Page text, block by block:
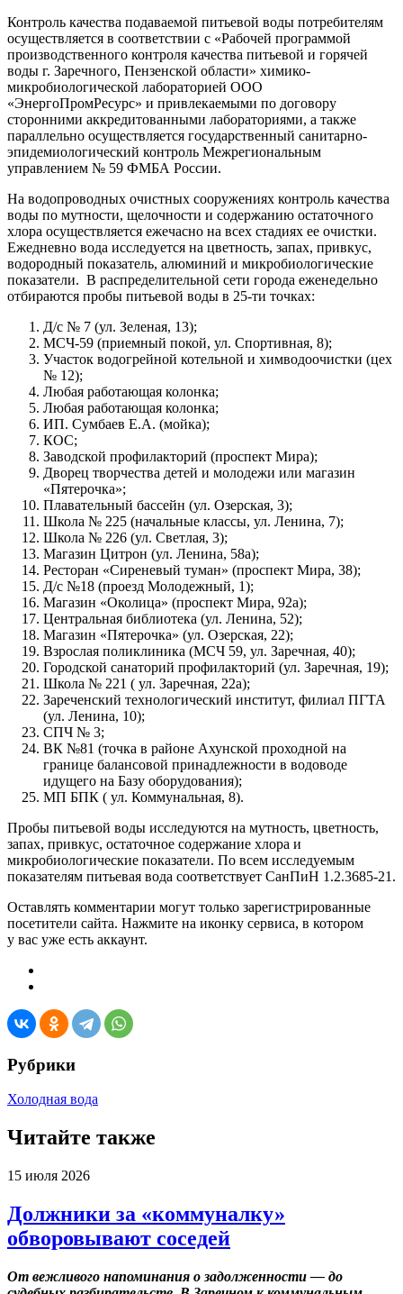
Контроль качества подаваемой питьевой воды потребителям
осуществляется в соответствии с «Рабочей программой
производственного контроля качества питьевой и горячей
воды г. Заречного, Пензенской области» химико-
микробиологической лабораторией ООО
«ЭнергоПромРесурс» и привлекаемыми по договору
сторонними аккредитованными лабораториями, а также
параллельно осуществляется государственный санитарно-
эпидемиологический контроль Межрегиональным
управлением № 59 ФМБА России.
На водопроводных очистных сооружениях контроль качества
воды по мутности, щелочности и содержанию остаточного
хлора осуществляется ежечасно на всех стадиях ее очистки.
Ежедневно вода исследуется на цветность, запах, привкус,
водородный показатель, алюминий и микробиологические
показатели. В распределительной сети города еженедельно
отбираются пробы питьевой воды в 25-ти точках:
Д/с № 7 (ул. Зеленая, 13);
МСЧ-59 (приемный покой, ул. Спортивная, 8);
Участок водогрейной котельной и химводоочистки (цех
№ 12);
Любая работающая колонка;
Любая работающая колонка;
ИП. Сумбаев Е.А. (мойка);
КОС;
Заводской профилакторий (проспект Мира);
Дворец творчества детей и молодежи или магазин
«Пятерочка»;
Плавательный бассейн (ул. Озерская, 3);
Школа № 225 (начальные классы, ул. Ленина, 7);
Школа № 226 (ул. Светлая, 3);
Магазин Цитрон (ул. Ленина, 58а);
Ресторан «Сиреневый туман» (проспект Мира, 38);
Д/с №18 (проезд Молодежный, 1);
Магазин «Околица» (проспект Мира, 92а);
Центральная библиотека (ул. Ленина, 52);
Магазин «Пятерочка» (ул. Озерская, 22);
Взрослая поликлиника (МСЧ 59, ул. Заречная, 40);
Городской санаторий профилакторий (ул. Заречная, 19);
Школа № 221 ( ул. Заречная, 22а);
Зареченский технологический институт, филиал ПГТА
(ул. Ленина, 10);
СПЧ № 3;
ВК №81 (точка в районе Ахунской проходной на
границе балансовой принадлежности в водоводе
идущего на Базу оборудования);
МП БПК ( ул. Коммунальная, 8).
Пробы питьевой воды исследуются на мутность, цветность,
запах, привкус, остаточное содержание хлора и
микробиологические показатели. По всем исследуемым
показателям питьевая вода соответствует СанПиН 1.2.3685-21.
Оставлять комментарии могут только зарегистрированные
посетители сайта. Нажмите на иконку сервиса, в котором
у вас уже есть аккаунт.
Рубрики
Холодная вода
Читайте также
15 июля 2026
Должники за «коммуналку»
обворовывают соседей
От вежливого напоминания о задолженности — до